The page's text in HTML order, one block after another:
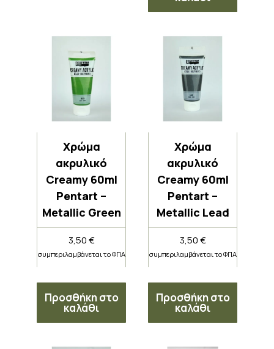
Χρώμα
ακρυλικό
Creamy 60ml
Pentart –
Metallic Green
3,50€
συμπεριλαμβάνεται το ΦΠΑ
Προσθήκη στο
καλάθι
Χρώμα
ακρυλικό
Creamy 60ml
Pentart –
Metallic Lead
3,50€
συμπεριλαμβάνεται το ΦΠΑ
Προσθήκη στο
καλάθι